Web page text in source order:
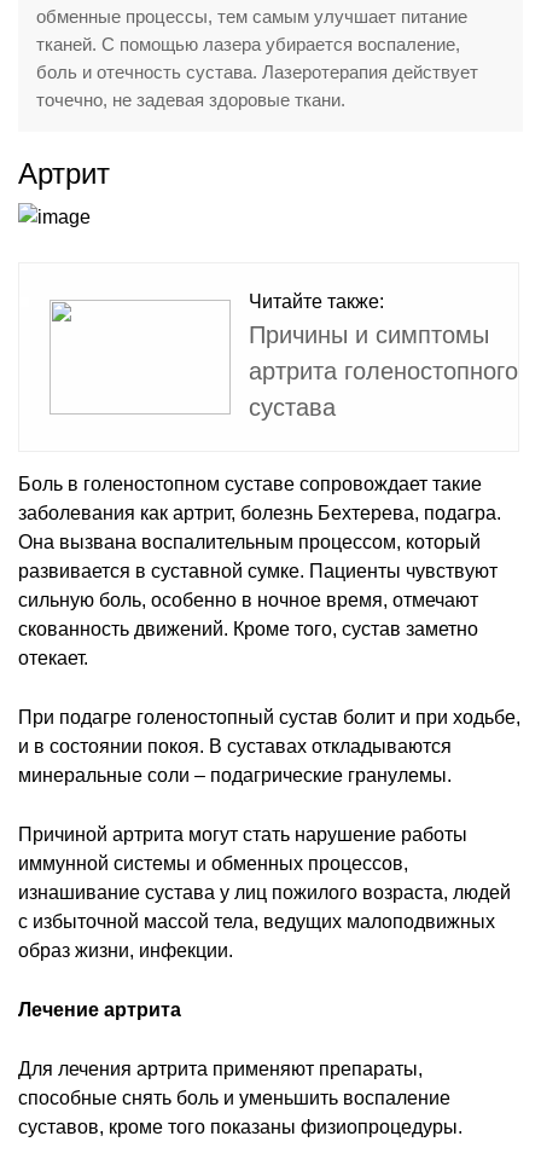
обменные процессы, тем самым улучшает питание
тканей. С помощью лазера убирается воспаление,
боль и отечность сустава. Лазеротерапия действует
точечно, не задевая здоровые ткани.
Артрит
Читайте также:
Причины и симптомы
артрита голеностопного
сустава
Боль в голеностопном суставе сопровождает такие
заболевания как артрит, болезнь Бехтерева, подагра.
Она вызвана воспалительным процессом, который
развивается в суставной сумке. Пациенты чувствуют
сильную боль, особенно в ночное время, отмечают
скованность движений. Кроме того, сустав заметно
отекает.
При подагре голеностопный сустав болит и при ходьбе,
и в состоянии покоя. В суставах откладываются
минеральные соли – подагрические гранулемы.
Причиной артрита могут стать нарушение работы
иммунной системы и обменных процессов,
изнашивание сустава у лиц пожилого возраста, людей
с избыточной массой тела, ведущих малоподвижных
образ жизни, инфекции.
Лечение артрита
Для лечения артрита применяют препараты,
способные снять боль и уменьшить воспаление
суставов, кроме того показаны физиопроцедуры.